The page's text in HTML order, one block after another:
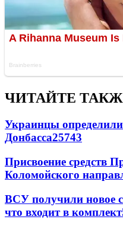
ЧИТАЙТЕ
Украинцы
Донбасса25743
Присвоение средств
Коломойского
ВСУ получили новое
что входит в комплект